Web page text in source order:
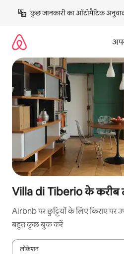
छोड़कर
कॉन्टेंट
कुछ जानकारी का ऑटोमैटिक
Villa di Tiberio के करीब
Airbnb पर छुट्टियों के लिए किराए
बहुत कुछ बुक करें
लोकेशन